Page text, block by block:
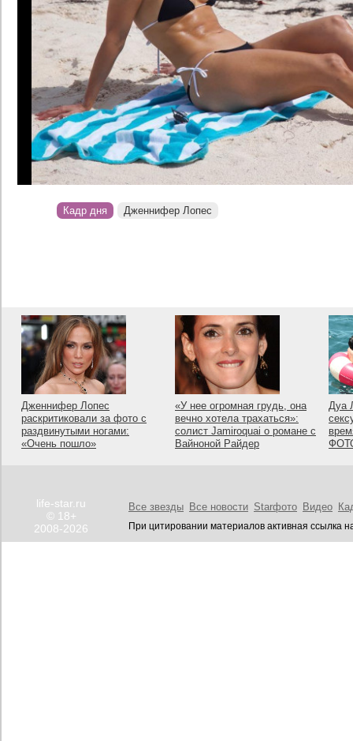
Кадр дня Дженнифер Лопес
Дженнифер Лопес
раскритиковали за фото с
раздвинутыми ногами:
«Очень пошло»
«У нее огромная грудь, она
вечно хотела трахаться»:
солист Jamiroquai о романе с
Вайноной Райдер
Дуа
life-star.ru
© 18+
2008-2026
Все звезды Все новости Starфото Видео
При цитировании материалов активная ссылка